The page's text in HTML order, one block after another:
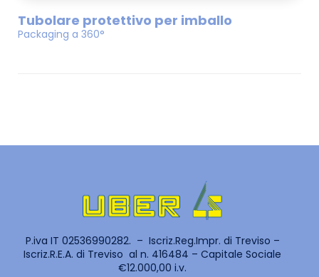
Tubolare protettivo per imballo
Packaging a 360°
P.iva IT 02536990282. – Iscriz.Reg.Impr. di Treviso –
Iscriz.R.E.A. di Treviso al n. 416484 – Capitale Sociale
€12.000,00 i.v.